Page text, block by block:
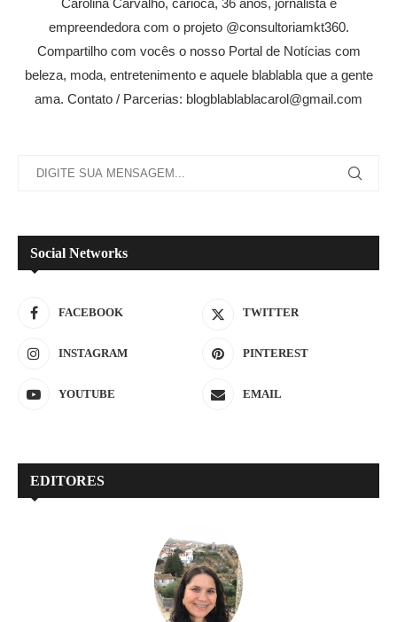
Carolina Carvalho, carioca, 36 anos, jornalista e
empreendedora com o projeto @consultoriamkt360.
Compartilho com vocês o nosso Portal de Notícias com
beleza, moda, entretenimento e aquele blablabla que a gente
ama. Contato / Parcerias: blogblablablacarol@gmail.com
Social Networks
FACEBOOK TWITTER
INSTAGRAM PINTEREST
YOUTUBE EMAIL
EDITORES